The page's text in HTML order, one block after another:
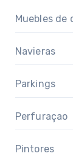
Muebles de
Navieras
Parkings
Perfuraçao
Pintores